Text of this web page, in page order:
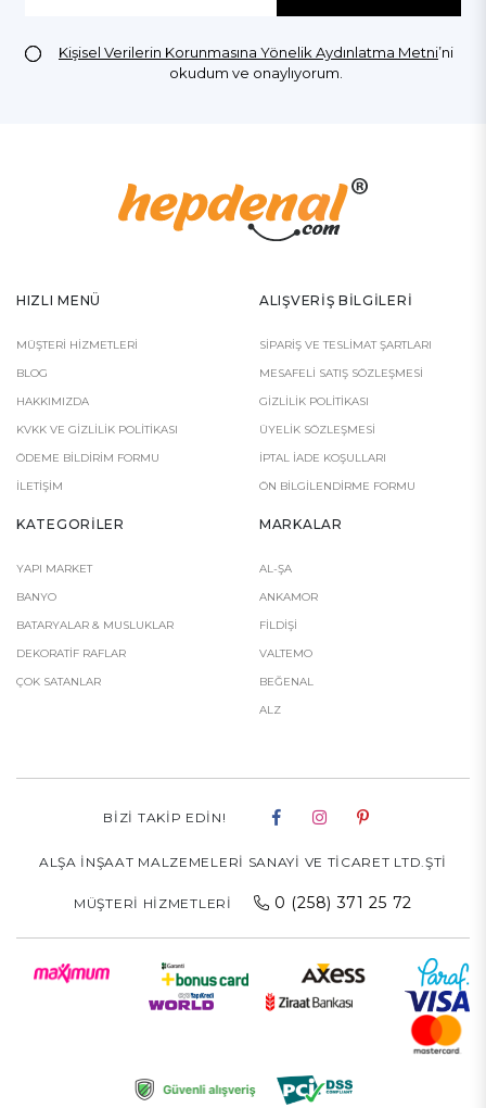
Kişisel Verilerin Korunmasına Yönelik Aydınlatma Metni’ni
okudum ve onaylıyorum.
HIZLI MENÜ
MÜŞTERI HIZMETLERI
BLOG
HAKKIMIZDA
KVKK VE GIZLILIK POLITIKASI
ÖDEME BILDIRIM FORMU
İLETIŞIM
ALIŞVERIŞ BILGILERI
SIPARIŞ VE TESLIMAT ŞARTLARI
MESAFELI SATIŞ SÖZLEŞMESI
GIZLILIK POLITIKASI
ÜYELIK SÖZLEŞMESI
İPTAL İADE KOŞULLARI
ÖN BILGILENDIRME FORMU
KATEGORILER
YAPI MARKET
BANYO
BATARYALAR & MUSLUKLAR
DEKORATİF RAFLAR
ÇOK SATANLAR
MARKALAR
AL-ŞA
ANKAMOR
FILDIŞI
VALTEMO
BEĞENAL
ALZ
BIZI TAKIP EDIN!
ALŞA İNŞAAT MALZEMELERİ SANAYİ VE TİCARET LTD.ŞTİ
MÜŞTERI HIZMETLERI 0 (258) 371 25 72